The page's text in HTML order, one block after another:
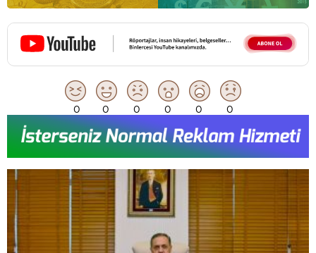
0 0 0 0 0 0